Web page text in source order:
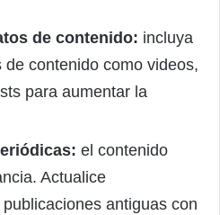
de contenido: incluya
contenido como videos,
para aumentar la
el contenido
Actualice
antiguas con